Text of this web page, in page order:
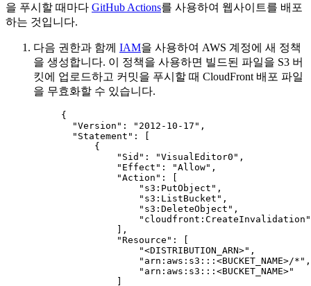
을 푸시할 때마다 GitHub Actions를 사용하여 웹사이트를 배포
하는 것입니다.
다음 권한과 함께 IAM을 사용하여 AWS 계정에 새 정책
을 생성합니다. 이 정책을 사용하면 빌드된 파일을 S3 버
킷에 업로드하고 커밋을 푸시할 때 CloudFront 배포 파일
을 무효화할 수 있습니다.
{
"Version" : " 2012-10-17 " ,
"Statement" : [
{
"Sid" : "VisualEditor0 " ,
"Effect" : "Allow" ,
"Action" : [
" s3:PutObject " ,
" s3:ListBucket " ,
" s3:DeleteObject " ,
" cloudfront:CreateInvalidation "
],
"Resource" : [
"<DISTRIBUTION_ARN>" ,
" arn:aws:s3:::<BUCKET_NAME>/* " ,
" arn:aws:s3:::<BUCKET_NAME>"